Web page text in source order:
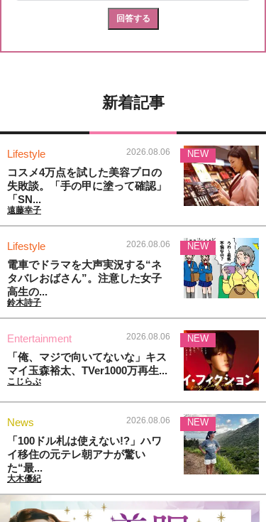
新着記事
Lifestyle 2026.08.06
コスメ4万点を試した美容プロの
失敗談。「手の甲に塗って確認」
「SN...
遠藤幸子
NEW
Lifestyle 2026.08.06
電車でドラマを大声実況する“ネ
タバレおばさん”。注意した女子
高生の...
鈴木詩子
NEW
Entertainment 2026.08.06
「俺、マジで向いてないな」キス
マイ玉森裕太、TVer1000万再生...
こじらぶ
NEW
News 2026.08.06
「100ドル札は使えない!?」ハワ
イ移住の元テレ朝アナが驚い
た“最...
大木優紀
NEW